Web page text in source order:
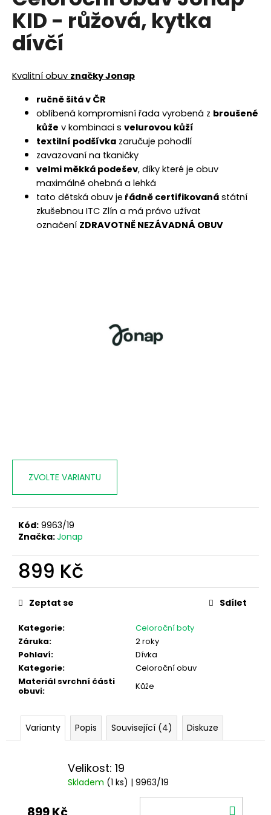
0,0
5
hvězdiček.
KID - růžová, kytka
dívčí
Kvalitní obuv značky Jonap
ručně šitá v ČR
oblíbená kompromisní řada vyrobená z broušené
kůže v kombinaci s velurovou kůží
textilní podšívka zaručuje pohodlí
zavazovaní na tkaničky
velmi měkká podešev, díky které je obuv
maximálně ohebná a lehká
tato dětská obuv je řádně certifikovaná státní
zkušebnou ITC Zlín a má právo užívat
označení ZDRAVOTNĚ NEZÁVADNÁ OBUV
ZVOLTE VARIANTU
Kód: 9963/19
Značka:Jonap
899 Kč
Měrná
cena:
Kategorie:
Celoroční boty
Záruka:
2 roky
Pohlaví:
Dívka
Kategorie:
Celoroční obuv
Materiál svrchní části
obuvi: Kůže
Zeptat se Sdílet
Varianty Popis Související (4) Diskuze
Velikost: 19
Skladem (1 ks) | 9963/19
a
j
í
?
HLEDAT